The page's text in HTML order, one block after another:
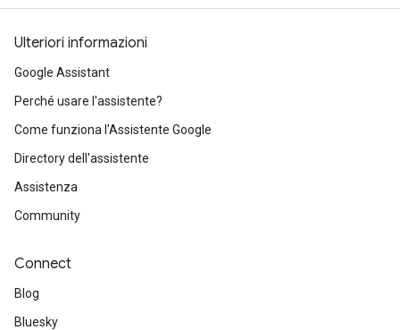
Ulteriori informazioni
Google Assistant
Perché usare l'assistente?
Come funziona l'Assistente Google
Directory dell'assistente
Assistenza
Community
Connect
Blog
Bluesky